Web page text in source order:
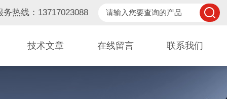
务热线：13717023088
技术文章 在线留言 联系我们